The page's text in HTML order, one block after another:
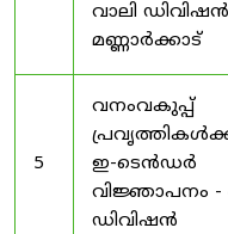
വാലി
മണ്ണാർക്കാട്
5
വനംവകുപ്പ്
ഇ-ടെൻഡർ
വിജ്ഞാപനം -
ഡിവിഷൻ